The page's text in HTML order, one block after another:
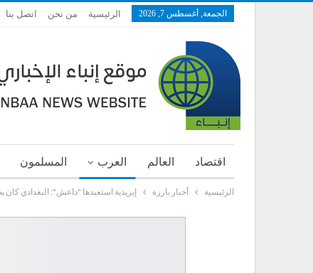
الجمعة, أغسطس 7, 2026 الرئيسية من نحن اتصل بنا
اقتصاد العالم العرب المسلمون
الرئيسية أخبار بارزة إيزيدية استعبدها "داعش": البغدادي